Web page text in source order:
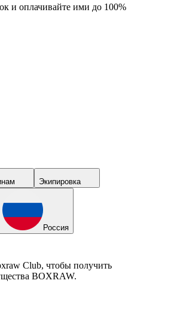
и оплачивайте ими до 100%
Экипировка
Россия
Club, чтобы получить
BOXRAW.